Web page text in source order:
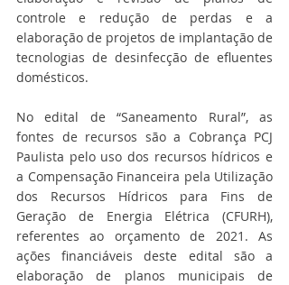
controle e redução de perdas e a
elaboração de projetos de implantação de
tecnologias de desinfecção de efluentes
domésticos.
No edital de “Saneamento Rural”, as
fontes de recursos são a Cobrança PCJ
Paulista pelo uso dos recursos hídricos e
a Compensação Financeira pela Utilização
dos Recursos Hídricos para Fins de
Geração de Energia Elétrica (CFURH),
referentes ao orçamento de 2021. As
ações financiáveis deste edital são a
elaboração de planos municipais de